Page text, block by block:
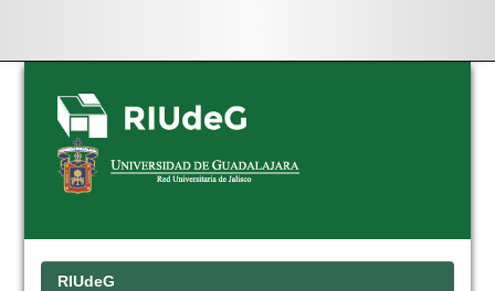
Skip
navigation
RIUdeG